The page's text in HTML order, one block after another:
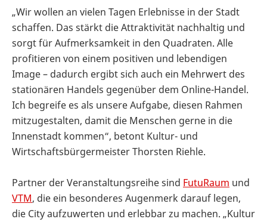
„Wir wollen an vielen Tagen Erlebnisse in der Stadt
schaffen. Das stärkt die Attraktivität nachhaltig und
sorgt für Aufmerksamkeit in den Quadraten. Alle
profitieren von einem positiven und lebendigen
Image – dadurch ergibt sich auch ein Mehrwert des
stationären Handels gegenüber dem Online-Handel.
Ich begreife es als unsere Aufgabe, diesen Rahmen
mitzugestalten, damit die Menschen gerne in die
Innenstadt kommen“, betont Kultur- und
Wirtschaftsbürgermeister Thorsten Riehle.
Partner der Veranstaltungsreihe sind FutuRaum und
VTM, die ein besonderes Augenmerk darauf legen,
die City aufzuwerten und erlebbar zu machen. „Kultur